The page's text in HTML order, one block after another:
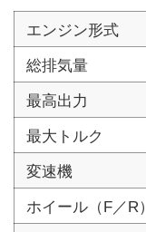
エンジン形式
総排気量
最高出力
最大トルク
変速機
ホイール（F／R）